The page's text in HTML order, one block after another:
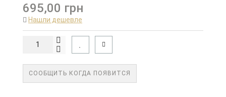
695,00 грн
Нашли дешевле
СООБЩИТЬ КОГДА ПОЯВИТСЯ